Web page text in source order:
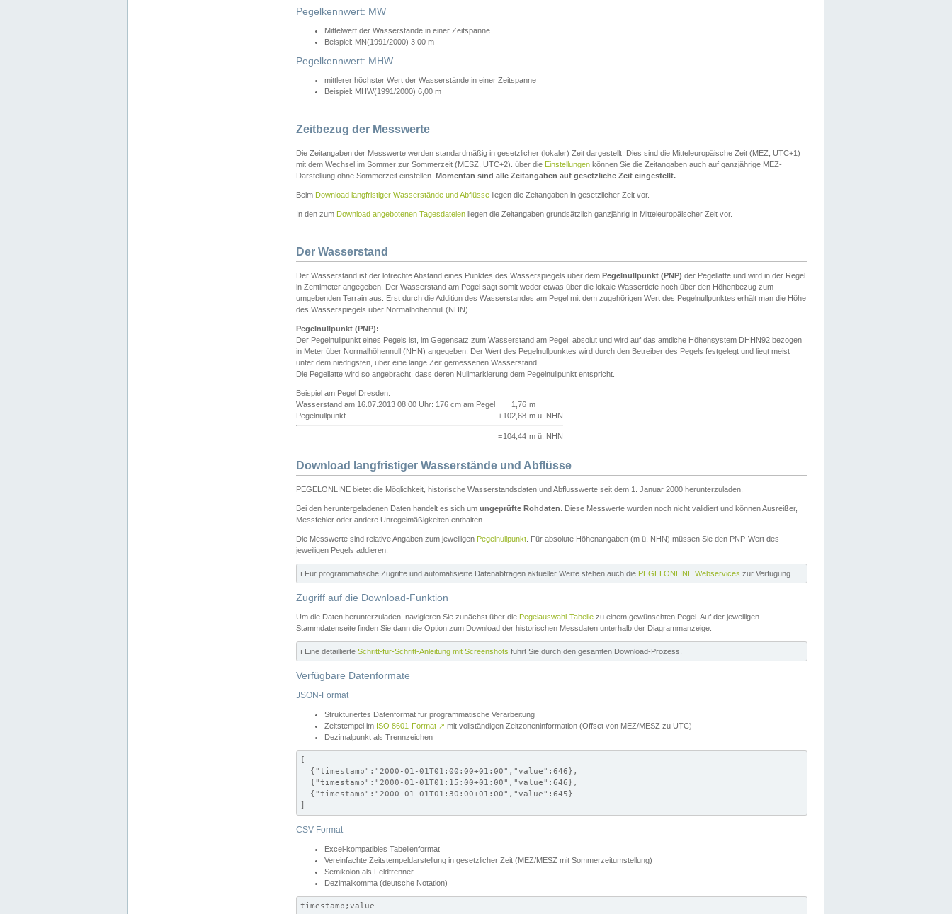
Pegelkennwert: MW
Mittelwert der Wasserstände in einer Zeitspanne
Beispiel: MN(1991/2000) 3,00 m
Pegelkennwert: MHW
mittlerer höchster Wert der Wasserstände in einer Zeitspanne
Beispiel: MHW(1991/2000) 6,00 m
Zeitbezug der Messwerte
Die Zeitangaben der Messwerte werden standardmäßig in gesetzlicher (lokaler) Zeit dargestellt. Dies sind die Mitteleuropäische Zeit (MEZ, UTC+1)
mit dem Wechsel im Sommer zur Sommerzeit (MESZ, UTC+2). über die Einstellungen können Sie die Zeitangaben auch auf ganzjährige MEZ-
Darstellung ohne Sommerzeit einstellen. Momentan sind alle Zeitangaben auf gesetzliche Zeit eingestellt.
Beim Download langfristiger Wasserstände und Abflüsse liegen die Zeitangaben in gesetzlicher Zeit vor.
In den zum Download angebotenen Tagesdateien liegen die Zeitangaben grundsätzlich ganzjährig in Mitteleuropäischer Zeit vor.
Der Wasserstand
Der Wasserstand ist der lotrechte Abstand eines Punktes des Wasserspiegels über dem Pegelnullpunkt (PNP) der Pegellatte und wird in der Regel
in Zentimeter angegeben. Der Wasserstand am Pegel sagt somit weder etwas über die lokale Wassertiefe noch über den Höhenbezug zum
umgebenden Terrain aus. Erst durch die Addition des Wasserstandes am Pegel mit dem zugehörigen Wert des Pegelnullpunktes erhält man die Höhe
des Wasserspiegels über Normalhöhennull (NHN).
Pegelnullpunkt (PNP):
Der Pegelnullpunkt eines Pegels ist, im Gegensatz zum Wasserstand am Pegel, absolut und wird auf das amtliche Höhensystem DHHN92 bezogen
in Meter über Normalhöhennull (NHN) angegeben. Der Wert des Pegelnullpunktes wird durch den Betreiber des Pegels festgelegt und liegt meist
unter dem niedrigsten, über eine lange Zeit gemessenen Wasserstand.
Die Pegellatte wird so angebracht, dass deren Nullmarkierung dem Pegelnullpunkt entspricht.
Beispiel am Pegel Dresden:
Wasserstand am 16.07.2013 08:00 Uhr: 176 cm am Pegel
1,76 m
Pegelnullpunkt
+102,68 m ü. NHN
=104,44 m ü. NHN
Download langfristiger Wasserstände und Abflüsse
PEGELONLINE bietet die Möglichkeit, historische Wasserstandsdaten und Abflusswerte seit dem 1. Januar 2000 herunterzuladen.
Bei den heruntergeladenen Daten handelt es sich um ungeprüfte Rohdaten . Diese Messwerte wurden noch nicht validiert und können Ausreißer,
Messfehler oder andere Unregelmäßigkeiten enthalten.
Die Messwerte sind relative Angaben zum jeweiligen Pegelnullpunkt . Für absolute Höhenangaben (m ü. NHN) müssen Sie den PNP-Wert des
jeweiligen Pegels addieren.
ℹ️ Für programmatische Zugriffe und automatisierte Datenabfragen aktueller Werte stehen auch die PEGELONLINE Webservices zur Verfügung.
Zugriff auf die Download-Funktion
Um die Daten herunterzuladen, navigieren Sie zunächst über die Pegelauswahl-Tabelle zu einem gewünschten Pegel. Auf der jeweiligen
Stammdatenseite finden Sie dann die Option zum Download der historischen Messdaten unterhalb der Diagrammanzeige.
ℹ️ Eine detaillierte Schritt-für-Schritt-Anleitung mit Screenshots führt Sie durch den gesamten Download-Prozess.
Verfügbare Datenformate
JSON-Format
Strukturiertes Datenformat für programmatische Verarbeitung
Zeitstempel im ISO 8601-Format ↗ mit vollständigen Zeitzoneninformation (Offset von MEZ/MESZ zu UTC)
Dezimalpunkt als Trennzeichen
[
  {"timestamp":"2000-01-01T01:00:00+01:00","value":646},
  {"timestamp":"2000-01-01T01:15:00+01:00","value":646},
  {"timestamp":"2000-01-01T01:30:00+01:00","value":645}
]
CSV-Format
Excel-kompatibles Tabellenformat
Vereinfachte Zeitstempeldarstellung in gesetzlicher Zeit (MEZ/MESZ mit Sommerzeitumstellung)
Semikolon als Feldtrenner
Dezimalkomma (deutsche Notation)
timestamp;value